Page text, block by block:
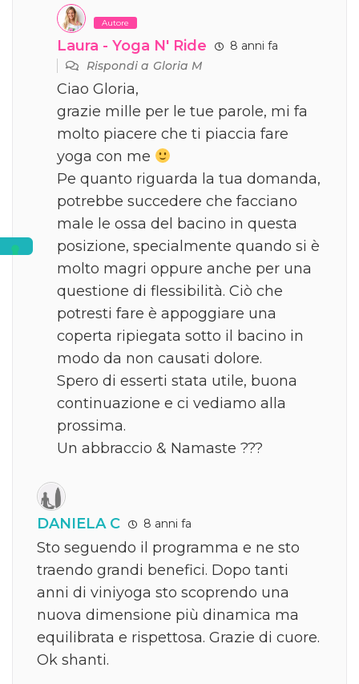
Autore
Laura - Yoga N' Ride
8 anni fa
Rispondi aGloria M
Ciao Gloria,
grazie mille per le tue parole, mi fa
molto piacere che ti piaccia fare
yoga con me
Pe quanto riguarda la tua domanda,
potrebbe succedere che facciano
male le ossa del bacino in questa
posizione, specialmente quando si è
molto magri oppure anche per una
questione di flessibilità. Ciò che
potresti fare è appoggiare una
coperta ripiegata sotto il bacino in
modo da non causati dolore.
Spero di esserti stata utile, buona
continuazione e ci vediamo alla
prossima.
Un abbraccio & Namaste ???
DANIELA C 8 anni fa
Sto seguendo il programma e ne sto
traendo grandi benefici. Dopo tanti
anni di viniyoga sto scoprendo una
nuova dimensione più dinamica ma
equilibrata e rispettosa. Grazie di cuore.
Ok shanti.